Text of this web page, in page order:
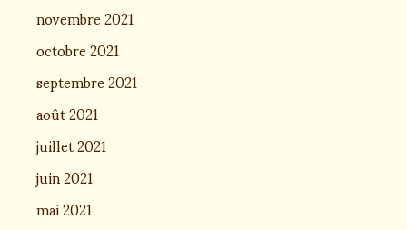
novembre 2021
octobre 2021
septembre 2021
août 2021
juillet 2021
juin 2021
mai 2021